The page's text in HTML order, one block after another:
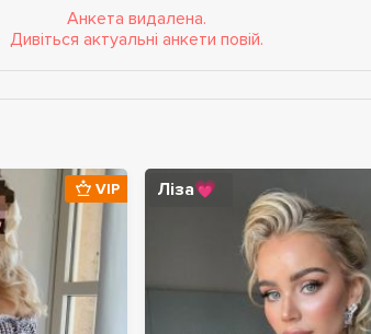
Анкета видалена.
Дивіться актуальні анкети повій.
VIP Ліза💗